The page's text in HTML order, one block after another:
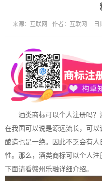
来源： 互联网 作者： 互联网 日
酒类商标可以个人注册吗？
在我国可以说是源远流长，可
酿造也是一绝。因此不乏会有
性。那么，酒类商标可以个人注
下面请看赣州乐融详细介绍。